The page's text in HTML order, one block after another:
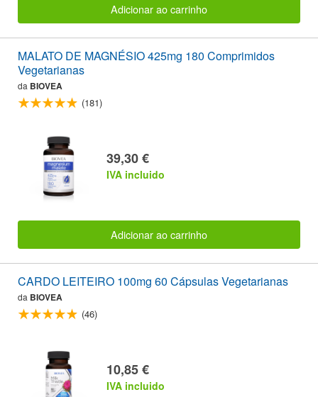
Adicionar ao carrinho
MALATO DE MAGNÉSIO 425mg 180 Comprimidos
Vegetarianas
da BIOVEA
(181)
39,30 €
IVA incluido
Adicionar ao carrinho
CARDO LEITEIRO 100mg 60 Cápsulas Vegetarianas
da BIOVEA
(46)
10,85 €
IVA incluido